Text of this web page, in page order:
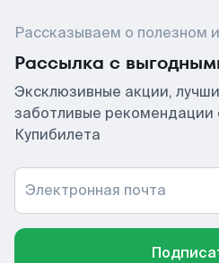
Рассказываем о полезном
Рассылка с
Эксклюзивные акции,
заботливые рекомендации
Купибилета
Электронная почта